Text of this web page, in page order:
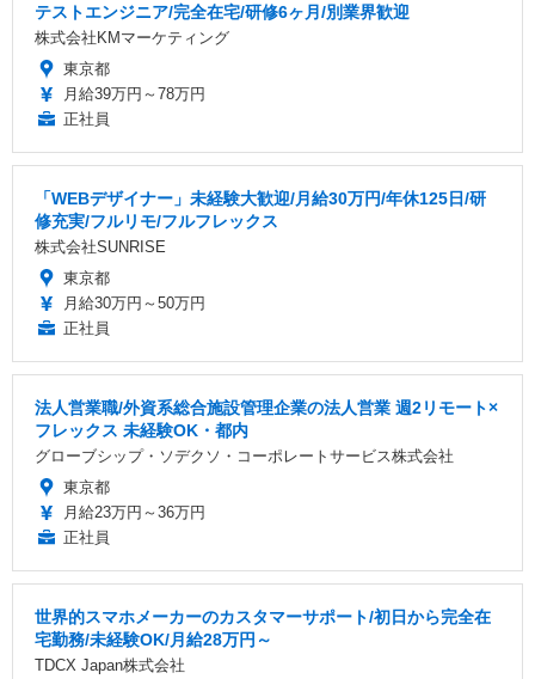
テストエンジニア/完全在宅/研修6ヶ月/別業界歓迎
株式会社KMマーケティング
東京都
月給39万円～78万円
正社員
「WEBデザイナー」未経験大歓迎/月給30万円/年休125日/研
修充実/フルリモ/フルフレックス
株式会社SUNRISE
東京都
月給30万円～50万円
正社員
法人営業職/外資系総合施設管理企業の法人営業 週2リモート×
フレックス 未経験OK・都内
グローブシップ・ソデクソ・コーポレートサービス株式会社
東京都
月給23万円～36万円
正社員
世界的スマホメーカーのカスタマーサポート/初日から完全在
宅勤務/未経験OK/月給28万円～
TDCX Japan株式会社